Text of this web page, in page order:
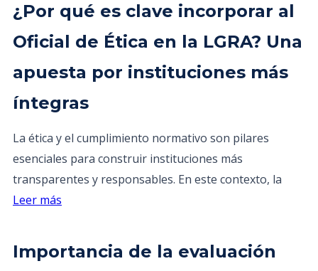
¿Por qué es clave incorporar al
Oficial de Ética en la LGRA? Una
apuesta por instituciones más
íntegras
La ética y el cumplimiento normativo son pilares
esenciales para construir instituciones más
transparentes y responsables. En este contexto, la
Leer más
Importancia de la evaluación